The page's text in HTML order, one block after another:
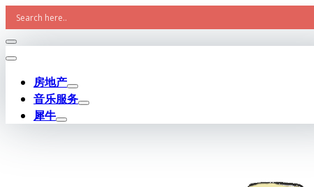
Skip
to
content
房地产
音乐服务
犀牛